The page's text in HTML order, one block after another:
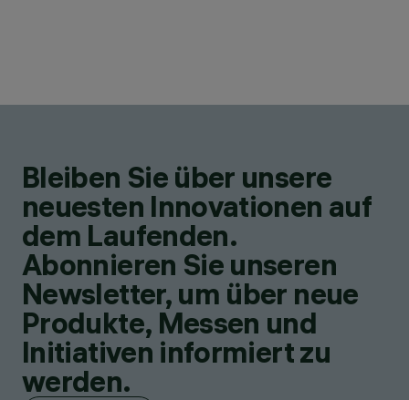
Bleiben Sie über unsere
neuesten Innovationen auf
dem Laufenden.
Abonnieren Sie unseren
Newsletter, um über neue
Produkte, Messen und
Initiativen informiert zu
werden.